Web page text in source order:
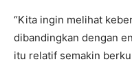
“Kita ingin melihat
dibandingkan dengan
itu relatif semakin